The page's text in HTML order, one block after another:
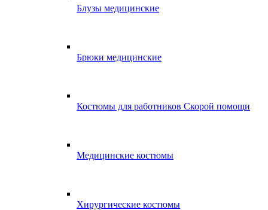
Блузы медицинские
Брюки медицинские
Костюмы для работников Скорой помощи
Медицинские костюмы
Хирургические костюмы